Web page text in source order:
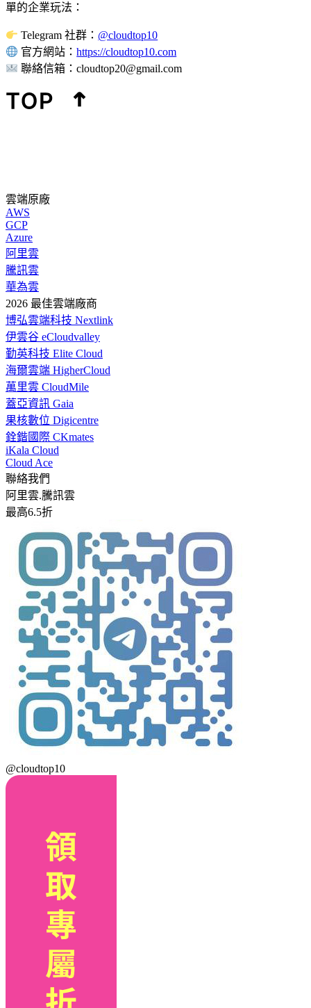
單的企業玩法：
Telegram 社群： @cloudtop10
官方網站：https://cloudtop10.com
聯絡信箱：cloudtop20@gmail.com
雲端原廠
AWS
GCP
Azure
阿里雲
騰訊雲
華為雲
2026 最佳雲端廠商
博弘雲端科技 Nextlink
伊雲谷 eCloudvalley
勤英科技 Elite Cloud
海爾雲端 HigherCloud
萬里雲 CloudMile
蓋亞資訊 Gaia
果核數位 Digicentre
銓鍇國際 CKmates
iKala Cloud
Cloud Ace
聯絡我們
阿里雲.騰訊雲
最高6.5折
@cloudtop10